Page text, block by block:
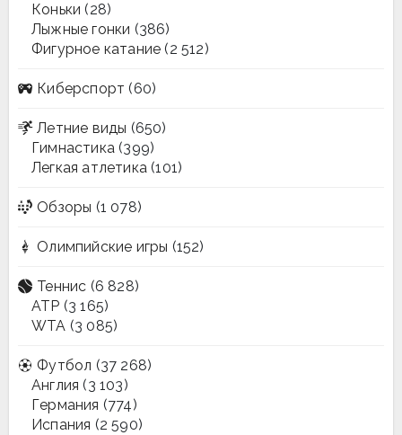
Коньки (28)
Лыжные гонки (386)
Фигурное катание (2 512)
Киберспорт (60)
Летние виды (650)
Гимнастика (399)
Легкая атлетика (101)
Обзоры (1 078)
Олимпийские игры (152)
Теннис (6 828)
ATP (3 165)
WTA (3 085)
Футбол (37 268)
Англия (3 103)
Германия (774)
Испания (2 590)